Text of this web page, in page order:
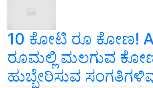
10 ಕೋಟಿ ರೂ ಕೋಣ!
ರೂಮಲ್ಲಿ ಮಲಗುವ
ಹುಬ್ಬೇರಿಸುವ